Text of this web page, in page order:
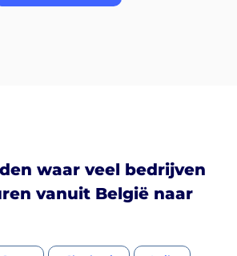
waar veel bedrijven
vanuit België naar